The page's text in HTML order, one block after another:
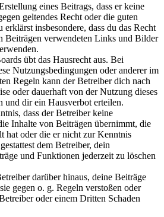
eines Beitrags, dass er keine
geltendes Recht oder die guten
erklärst insbesondere, dass du das Recht
Beiträgen verwendeten Links und Bilder
übt das Hausrecht aus. Bei
Nutzungsbedingungen oder anderer im
Regeln kann der Betreiber dich nach
oder dauerhaft von der Nutzung dieses
und dir ein Hausverbot erteilen.
dass der Betreiber keine
Inhalte von Beiträgen übernimmt, die
hat oder die er nicht zur Kenntnis
dem Betreiber, dein
und Funktionen jederzeit zu löschen
darüber hinaus, deine Beiträge
gegen o. g. Regeln verstoßen oder
oder einem Dritten Schaden